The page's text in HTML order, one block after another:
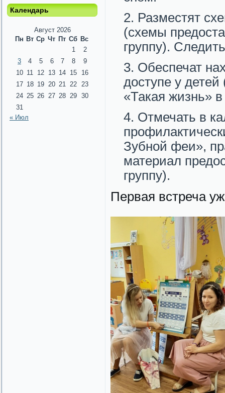
Календарь
Август 2026
Пн Вт Ср Чт Пт Сб Вс
1
2
3
4 5 6 7 8
9
10 11 12 13 14 15
16
17 18 19 20 21 22
23
24 25 26 27 28 29 30
31
« Июл
Разместят
(схемы
группу).
Обеспечат
доступе у
«Такая жизнь»
Отмечать в
Зубной феи»,
материал
группу).
Первая встреча